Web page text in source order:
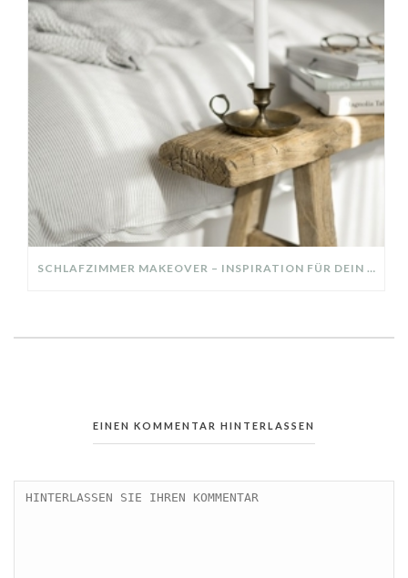
SCHLAFZIMMER MAKEOVER – INSPIRATION FÜR DEIN SCHLAFZIMMER: AUS ALT MACH NEU – HELL, GEMÜTLICH UND EINLADEND
EINEN KOMMENTAR HINTERLASSEN